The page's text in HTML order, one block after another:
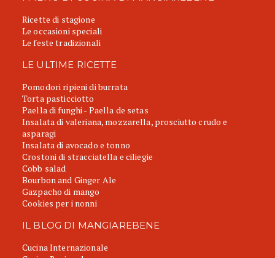
Ricette di stagione
Le occasioni speciali
Le feste tradizionali
LE ULTIME RICETTE
Pomodori ripieni di burrata
Torta pasticciotto
Paella di funghi - Paella de setas
Insalata di valeriana, mozzarella, prosciutto crudo e
asparagi
Insalata di avocado e tonno
Crostoni di stracciatella e ciliegie
Cobb salad
Bourbon and Ginger Ale
Gazpacho di mango
Cookies per i nonni
IL BLOG DI MANGIAREBENE
Cucina Internazionale